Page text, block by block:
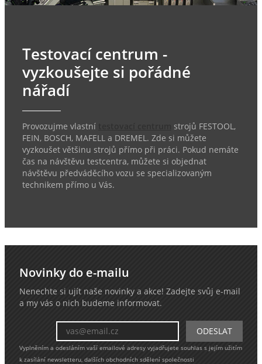
Testovací centrum -
vyzkoušejte si pořádné
nářadí
Provozujme vlastní
strojů FESTOOL,
FEIN, BOSCH, MAFELL a DREMEL. Zde si můžete
vyzkoušet většinu strojů přímo při práci. Pokud nemáte
čas na návštěvu testcentra, můžete si objednat
návštěvu předváděcího vozu se specializovaným
technikem přímo u Vás.
Novinky do e-mailu
Nenechte si ujít naše novinky a akce! Zadejte svůj e-mail
a my vás o nich budeme informovat.
Vyplněním a odesláním vaší emailové adresy vyjadřujete souhlas s jejím užitím
k zasílání newsletteru, dalších obchodních sdělení společnosti